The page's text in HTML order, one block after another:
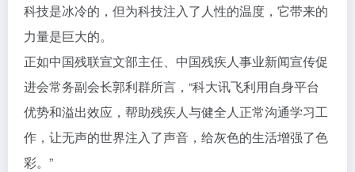
科技是冰冷的，但为科技注入了人性的温度，它带来的
力量是巨大的。
正如中国残联宣文部主任、中国残疾人事业新闻宣传促
进会常务副会长郭利群所言，“科大讯飞利用自身平台
优势和溢出效应，帮助残疾人与健全人正常沟通学习工
作，让无声的世界注入了声音，给灰色的生活增强了色
彩。”